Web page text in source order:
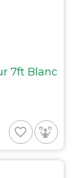
7ft Blanc
favorite_border